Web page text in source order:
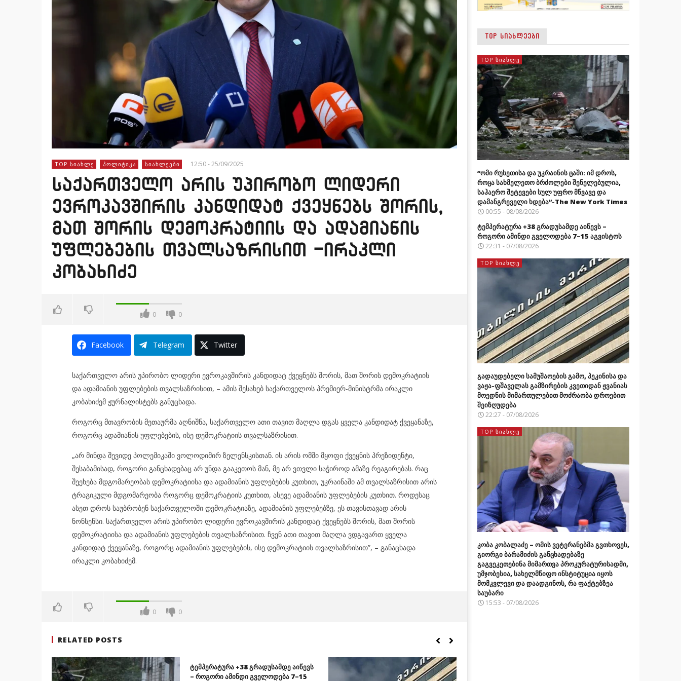
TOP ᲡᲘᲐᲮᲚᲔ ᲞᲝᲚᲘᲢᲘᲙᲐ ᲡᲘᲐᲮᲚᲔᲔᲑᲘ 12:50 - 25/09/2025
საქართველო არის უპირობო ლიდერი
ევროკავშირის კანდიდატ ქვეყნებს შორის,
მათ შორის დემოკრატიის და ადამიანის
უფლებების თვალსაზრისით -ირაკლი
კობახიძე
0 0
Facebook Telegram Twitter
საქართველო არის უპირობო ლიდერი ევროკავშირის კანდიდატ ქვეყნებს შორის, მათ შორის დემოკრატიის
და ადამიანის უფლებების თვალსაზრისით, – ამის შესახებ საქართველოს პრემიერ-მინისტრმა ირაკლი
კობახიძემ ჟურნალისტებს განუცხადა.
როგორც მთავრობის მეთაურმა აღნიშნა, საქართველო ათი თავით მაღლა დგას ყველა კანდიდატ ქვეყანაზე,
როგორც ადამიანის უფლებების, ისე დემოკრატიის თვალსაზრისით.
„არ მინდა შევიდე პოლემიკაში ვოლოდიმირ ზელენსკისთან. ის არის ომში მყოფი ქვეყნის პრეზიდენტი,
შესაბამისად, როგორი განცხადებაც არ უნდა გააკეთოს მან, მე არ ვთვლი საჭიროდ ამაზე რეაგირებას. რაც
შეეხება მდგომარეობას დემოკრატიისა და ადამიანის უფლებების კუთხით, უკრაინაში ამ თვალსაზრისით არის
ტრაგიკული მდგომარეობა როგორც დემოკრატიის კუთხით, ასევე ადამიანის უფლებების კუთხით. როდესაც
ასეთ დროს საუბრობენ საქართველოში დემოკრატიაზე, ადამიანის უფლებებზე, ეს თავისთავად არის
ნონსენსი. საქართველო არის უპირობო ლიდერი ევროკავშირის კანდიდატ ქვეყნებს შორის, მათ შორის
დემოკრატიისა და ადამიანის უფლებების თვალსაზრისით. ჩვენ ათი თავით მაღლა ვდგავართ ყველა
კანდიდატ ქვეყანაზე, როგორც ადამიანის უფლებების, ისე დემოკრატიის თვალსაზრისით”, – განაცხადა
ირაკლი კობახიძემ.
0 0
RELATED POSTS
ტემპერატურა +38 გრადუსამდე აიწევს
– როგორი ამინდი გველოდება 7–15
TOP ᲡᲘᲐᲮᲚᲔᲔᲑᲘ
TOP ᲡᲘᲐᲮᲚᲔ
“ომი რუსეთისა და უკრაინის ცაში: იმ დროს,
როცა სახმელეთო ბრძოლები შენელებულია,
საჰაერო შეტევები სულ უფრო მწვავე და
დამანგრეველი ხდება”-The New York Times
00:55 - 08/08/2026
ტემპერატურა +38 გრადუსამდე აიწევს –
როგორი ამინდი გველოდება 7–15 აგვისტოს
22:31 - 07/08/2026
TOP ᲡᲘᲐᲮᲚᲔ
გადაუდებელი სამუშაოების გამო, პეკინისა და
ვაჟა-ფშაველას გამზირების კვეთიდან ჟვანიას
მოედნის მიმართულებით მოძრაობა დროებით
შეიზღუდება
22:27 - 07/08/2026
TOP ᲡᲘᲐᲮᲚᲔ
კობა კობალაძე – ომის ვეტერანებმა გვთხოვეს,
გიორგი ბარამიძის განცხადებაზე
გაგვეკეთებინა მიმართვა პროკურატურისადმი,
უმჯობესია, სახელმწიფო ინსტიტუცია იყოს
მომკვლევი და დაადგინოს, რა ფაქტებზეა
საუბარი
15:53 - 07/08/2026